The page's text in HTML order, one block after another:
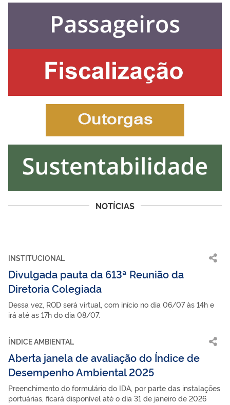
NOTÍCIAS
INSTITUCIONAL
Divulgada pauta da 613ª Reunião da
Diretoria Colegiada
Dessa vez, ROD será virtual, com início no dia 06/07 às 14h e
irá até as 17h do dia 08/07.
ÍNDICE AMBIENTAL
Aberta janela de avaliação do Índice de
Desempenho Ambiental 2025
Preenchimento do formulário do IDA, por parte das instalações
portuárias, ficará disponível até o dia 31 de janeiro de 2026